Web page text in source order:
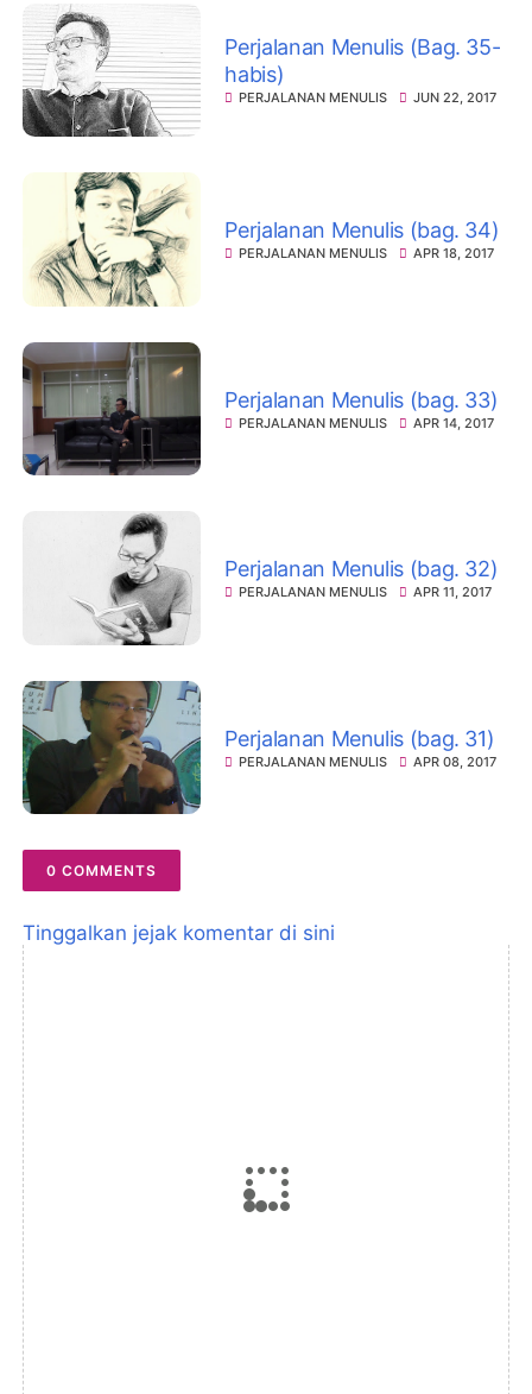
Perjalanan Menulis (Bag. 35-
habis)
PERJALANAN MENULIS JUN 22, 2017
Perjalanan Menulis (bag. 34)
PERJALANAN MENULIS APR 18, 2017
Perjalanan Menulis (bag. 33)
PERJALANAN MENULIS APR 14, 2017
Perjalanan Menulis (bag. 32)
PERJALANAN MENULIS APR 11, 2017
Perjalanan Menulis (bag. 31)
PERJALANAN MENULIS APR 08, 2017
0 COMMENTS
Tinggalkan jejak komentar di sini